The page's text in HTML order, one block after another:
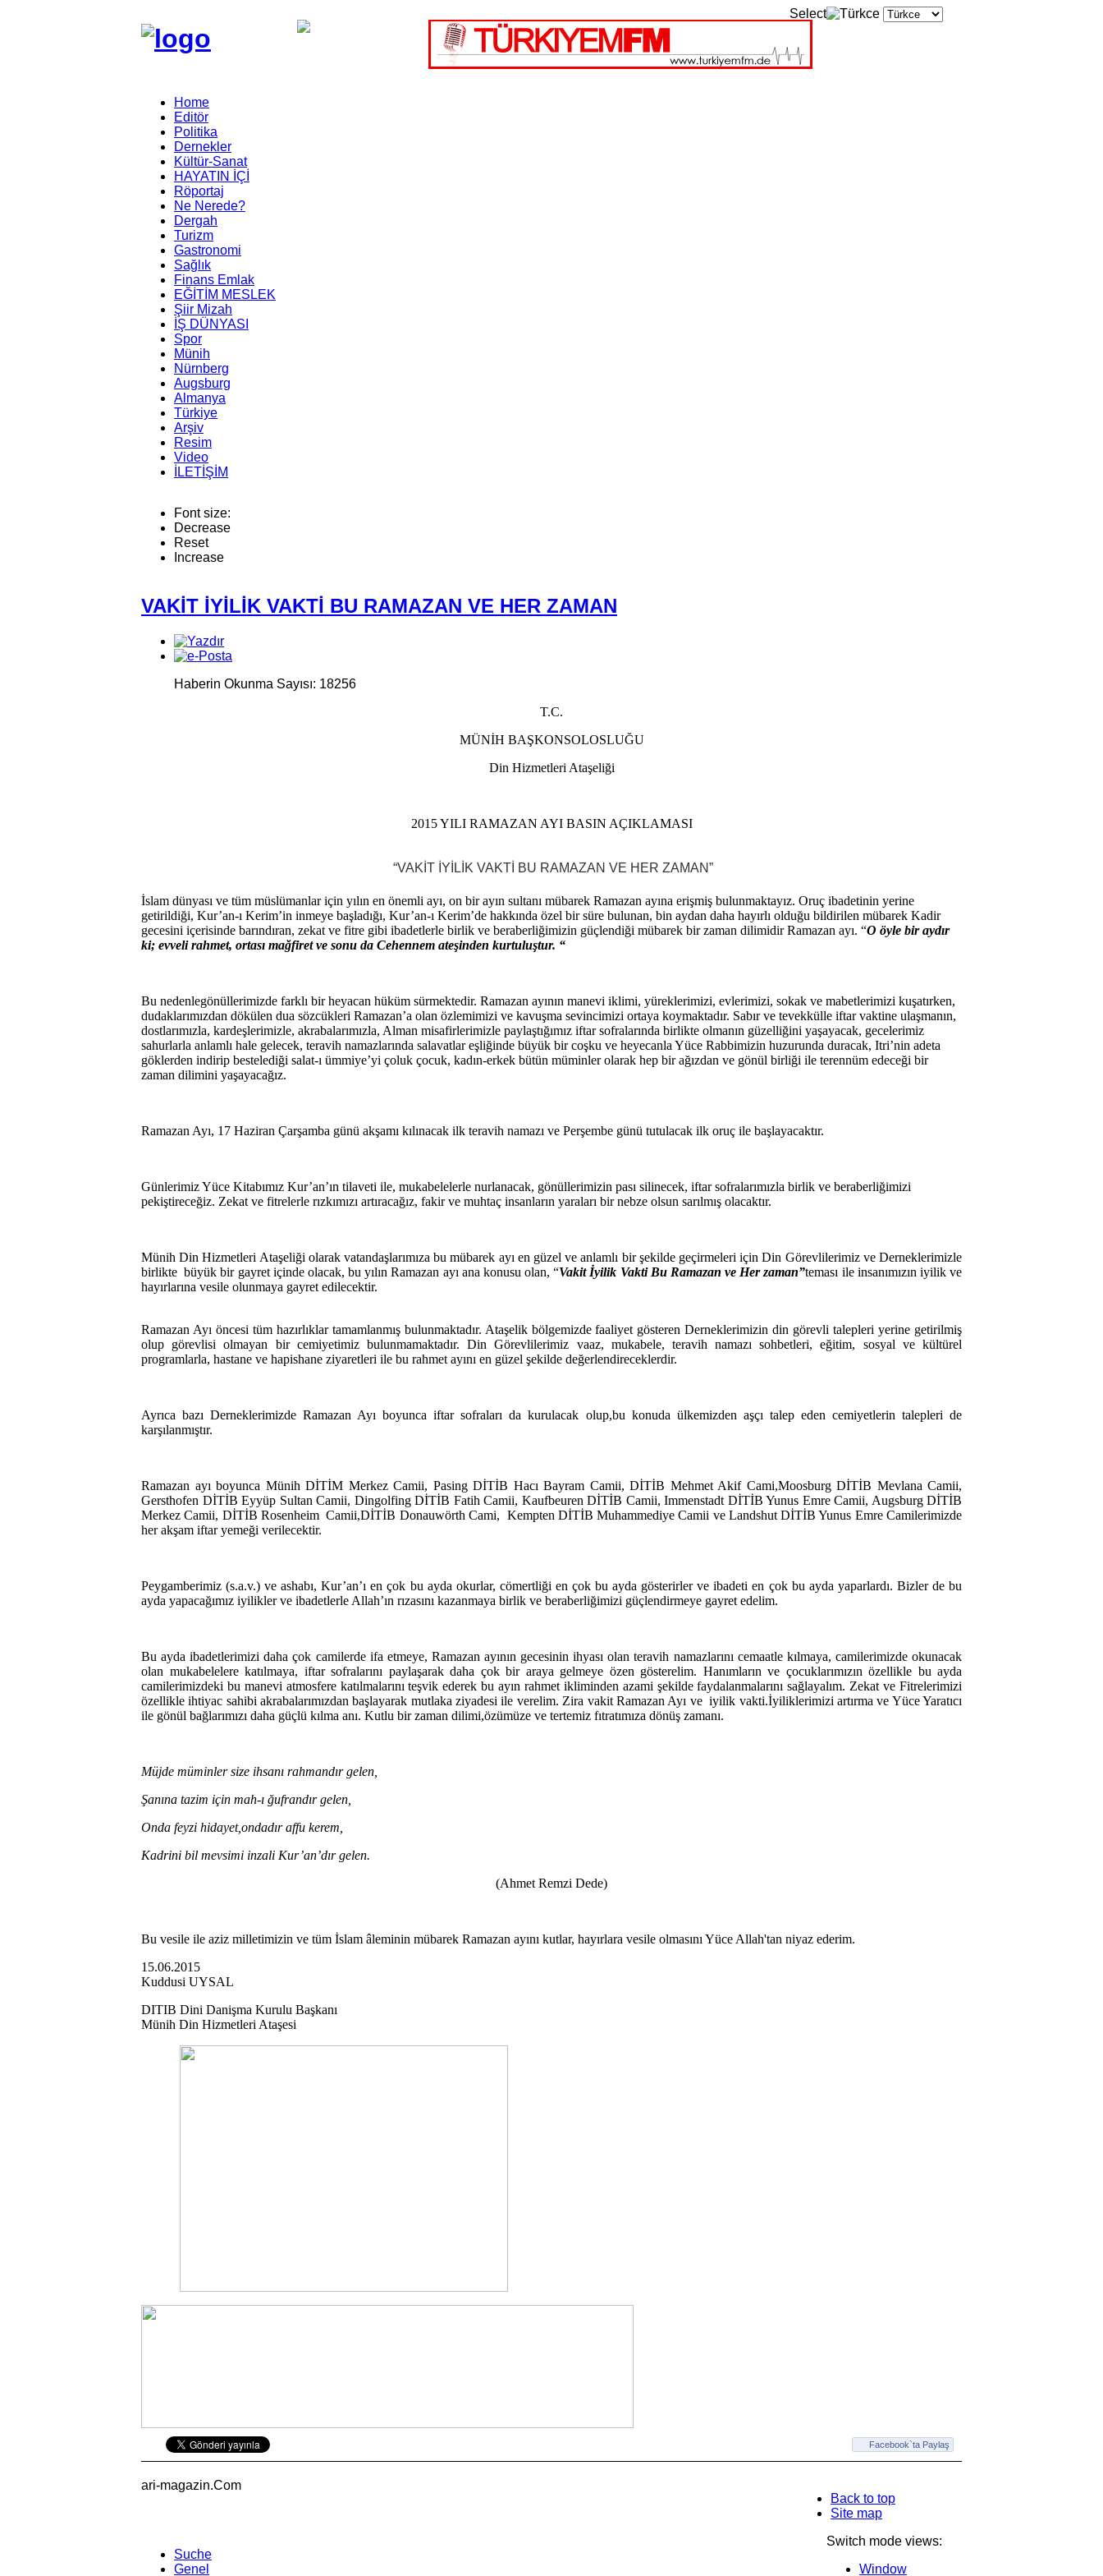
Select
Home
Editör
Politika
Dernekler
Kültür-Sanat
HAYATIN İÇİ
Röportaj
Ne Nerede?
Dergah
Turizm
Gastronomi
Sağlık
Finans Emlak
EĞİTİM MESLEK
Şiir Mizah
İŞ DÜNYASI
Spor
Münih
Nürnberg
Augsburg
Almanya
Türkiye
Arşiv
Resim
Video
İLETİŞİM
Font size:
Decrease
Reset
Increase
VAKİT İYİLİK VAKTİ BU RAMAZAN VE HER ZAMAN
Haberin Okunma Sayısı: 18256
T.C.
MÜNİH BAŞKONSOLOSLUĞU
Din Hizmetleri Ataşeliği
2015 YILI RAMAZAN AYI BASIN AÇIKLAMASI
“VAKİT İYİLİK VAKTİ BU RAMAZAN VE HER ZAMAN”
İslam dünyası ve tüm müslümanlar için yılın en önemli ayı, on bir ayın sultanı mübarek Ramazan ayına erişmiş bulunmaktayız. Oruç ibadetinin yerine
getirildiği, Kur’an-ı Kerim’in inmeye başladığı, Kur’an-ı Kerim’de hakkında özel bir süre bulunan, bin aydan daha hayırlı olduğu bildirilen mübarek Kadir
gecesini içerisinde barındıran, zekat ve fitre gibi ibadetlerle birlik ve beraberliğimizin güçlendiği mübarek bir zaman dilimidir Ramazan ayı. “O öyle bir aydır
ki; evveli rahmet, ortası mağfiret ve sonu da Cehennem ateşinden kurtuluştur. “
Bu nedenlegönüllerimizde farklı bir heyacan hüküm sürmektedir. Ramazan ayının manevi iklimi, yüreklerimizi, evlerimizi, sokak ve mabetlerimizi kuşatırken,
dudaklarımızdan dökülen dua sözcükleri Ramazan’a olan özlemimizi ve kavuşma sevincimizi ortaya koymaktadır. Sabır ve tevekkülle iftar vaktine ulaşmanın,
dostlarımızla, kardeşlerimizle, akrabalarımızla, Alman misafirlerimizle paylaştığımız iftar sofralarında birlikte olmanın güzelliğini yaşayacak, gecelerimiz
sahurlarla anlamlı hale gelecek, teravih namazlarında salavatlar eşliğinde büyük bir coşku ve heyecanla Yüce Rabbimizin huzurunda duracak, Itri’nin adeta
göklerden indirip bestelediği salat-ı ümmiye’yi çoluk çocuk, kadın-erkek bütün müminler olarak hep bir ağızdan ve gönül birliği ile terennüm edeceği bir
zaman dilimini yaşayacağız.
Ramazan Ayı, 17 Haziran Çarşamba günü akşamı kılınacak ilk teravih namazı ve Perşembe günü tutulacak ilk oruç ile başlayacaktır.
Günlerimiz Yüce Kitabımız Kur’an’ın tilaveti ile, mukabelelerle nurlanacak, gönüllerimizin pası silinecek, iftar sofralarımızla birlik ve beraberliğimizi
pekiştireceğiz. Zekat ve fitrelerle rızkımızı artıracağız, fakir ve muhtaç insanların yaraları bir nebze olsun sarılmış olacaktır.
Münih Din Hizmetleri Ataşeliği olarak vatandaşlarımıza bu mübarek ayı en güzel ve anlamlı bir şekilde geçirmeleri için Din Görevlilerimiz ve Derneklerimizle
birlikte büyük bir gayret içinde olacak, bu yılın Ramazan ayı ana konusu olan, “Vakit İyilik Vakti Bu Ramazan ve Her zaman”teması ile insanımızın iyilik ve
hayırlarına vesile olunmaya gayret edilecektir.
Ramazan Ayı öncesi tüm hazırlıklar tamamlanmış bulunmaktadır. Ataşelik bölgemizde faaliyet gösteren Derneklerimizin din görevli talepleri yerine getirilmiş
olup görevlisi olmayan bir cemiyetimiz bulunmamaktadır. Din Görevlilerimiz vaaz, mukabele, teravih namazı sohbetleri, eğitim, sosyal ve kültürel
programlarla, hastane ve hapishane ziyaretleri ile bu rahmet ayını en güzel şekilde değerlendireceklerdir.
Ayrıca bazı Derneklerimizde Ramazan Ayı boyunca iftar sofraları da kurulacak olup,bu konuda ülkemizden aşçı talep eden cemiyetlerin talepleri de
karşılanmıştır.
Ramazan ayı boyunca Münih DİTİM Merkez Camii, Pasing DİTİB Hacı Bayram Camii, DİTİB Mehmet Akif Cami,Moosburg DİTİB Mevlana Camii,
Gersthofen DİTİB Eyyüp Sultan Camii, Dingolfing DİTİB Fatih Camii, Kaufbeuren DİTİB Camii, Immenstadt DİTİB Yunus Emre Camii, Augsburg DİTİB
Merkez Camii, DİTİB Rosenheim Camii,DİTİB Donauwörth Cami, Kempten DİTİB Muhammediye Camii ve Landshut DİTİB Yunus Emre Camilerimizde
her akşam iftar yemeği verilecektir.
Peygamberimiz (s.a.v.) ve ashabı, Kur’an’ı en çok bu ayda okurlar, cömertliği en çok bu ayda gösterirler ve ibadeti en çok bu ayda yaparlardı. Bizler de bu
ayda yapacağımız iyilikler ve ibadetlerle Allah’ın rızasını kazanmaya birlik ve beraberliğimizi güçlendirmeye gayret edelim.
Bu ayda ibadetlerimizi daha çok camilerde ifa etmeye, Ramazan ayının gecesinin ihyası olan teravih namazlarını cemaatle kılmaya, camilerimizde okunacak
olan mukabelelere katılmaya, iftar sofralarını paylaşarak daha çok bir araya gelmeye özen gösterelim. Hanımların ve çocuklarımızın özellikle bu ayda
camilerimizdeki bu manevi atmosfere katılmalarını teşvik ederek bu ayın rahmet ikliminden azami şekilde faydalanmalarını sağlayalım. Zekat ve Fitrelerimizi
özellikle ihtiyac sahibi akrabalarımızdan başlayarak mutlaka ziyadesi ile verelim. Zira vakit Ramazan Ayı ve iyilik vakti.İyiliklerimizi artırma ve Yüce Yaratıcı
ile gönül bağlarımızı daha güçlü kılma anı. Kutlu bir zaman dilimi,özümüze ve tertemiz fıtratımıza dönüş zamanı.
Müjde müminler size ihsanı rahmandır gelen,
Şanına tazim için mah-ı ğufrandır gelen,
Onda feyzi hidayet,ondadır affu kerem,
Kadrini bil mevsimi inzali Kur’an’dır gelen.
(Ahmet Remzi Dede)
Bu vesile ile aziz milletimizin ve tüm İslam âleminin mübarek Ramazan ayını kutlar, hayırlara vesile olmasını Yüce Allah'tan niyaz ederim.
15.06.2015
Kuddusi UYSAL
DITIB Dini Danişma Kurulu Başkanı
Münih Din Hizmetleri Ataşesi
Facebook`ta Paylaş
ari-magazin.Com
Back to top
Site map
Suche
Genel
Switch mode views:
Window